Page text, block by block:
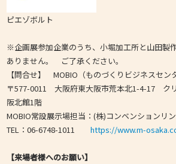
ピエゾボルト
※企画展参加企業のうち、小堀加工所と山田製
ありません。 ご了承ください。
【問合せ】 MOBIO（ものづくりビジネスセン
〒577-0011 大阪府東大阪市荒本北1-4-17 ク
阪北館1階
MOBIO常設展示場担当：(株)コンベンションリ
TEL：06-6748-1011https://www.m-
【来場者様へのお願い】